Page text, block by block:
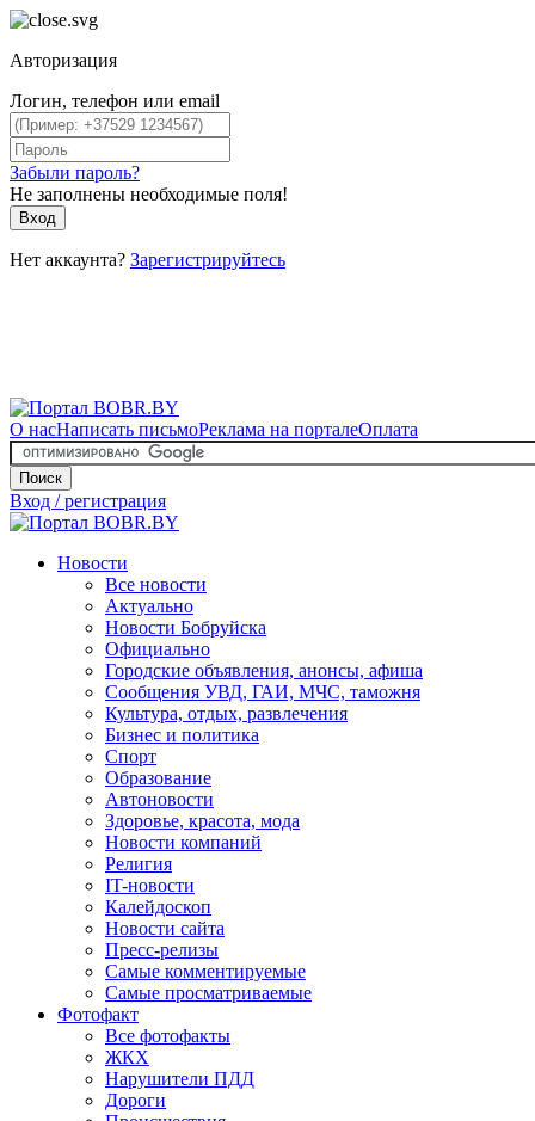
Авторизация
Логин, телефон или email
Забыли пароль?
Не заполнены необходимые поля!
Вход
Нет аккаунта? Зарегистрируйтесь
О насНаписать письмоРеклама на порталеОплата
Поиск
Вход / регистрация
Новости
Все новости
Актуально
Новости Бобруйска
Официально
Городские объявления, анонсы, афиша
Сообщения УВД, ГАИ, МЧС, таможня
Культура, отдых, развлечения
Бизнес и политика
Спорт
Образование
Автоновости
Здоровье, красота, мода
Новости компаний
Религия
IT-новости
Калейдоскоп
Новости сайта
Пресс-релизы
Самые комментируемые
Самые просматриваемые
Фотофакт
Все фотофакты
ЖКХ
Нарушители ПДД
Дороги